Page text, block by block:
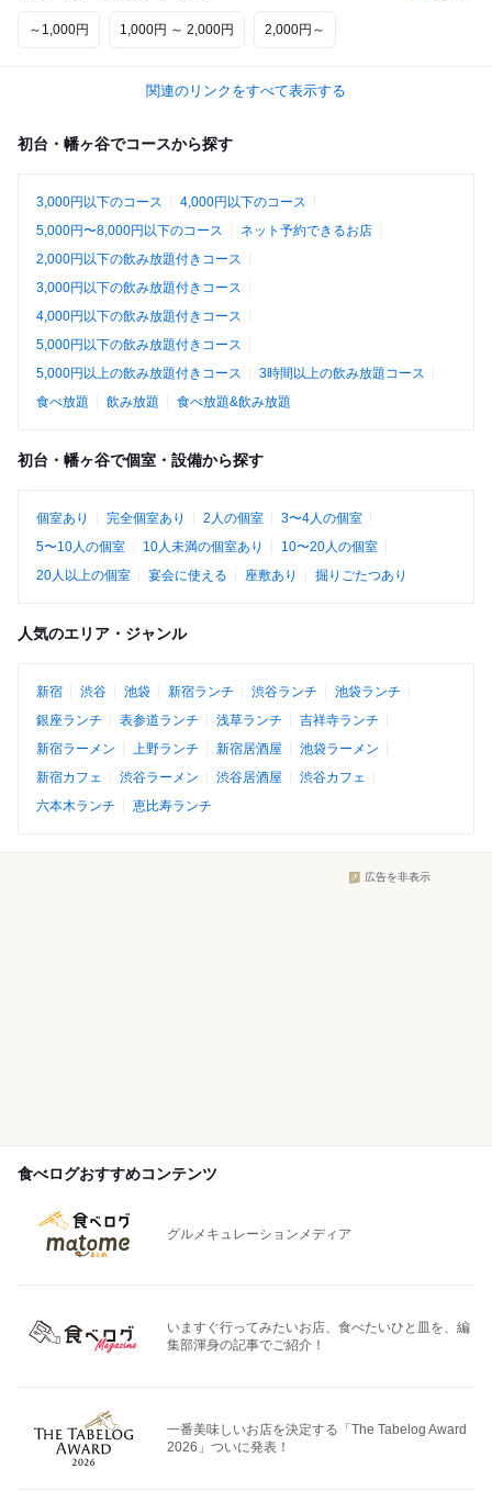
～1,000円 1,000円 ～ 2,000円 2,000円～
関連のリンクをすべて表示する
初台・幡ヶ谷でコースから探す
3,000円以下のコース
4,000円以下のコース
5,000円〜8,000円以下のコース
ネット予約できるお店
2,000円以下の飲み放題付きコース
3,000円以下の飲み放題付きコース
4,000円以下の飲み放題付きコース
5,000円以下の飲み放題付きコース
5,000円以上の飲み放題付きコース
3時間以上の飲み放題コース
食べ放題
飲み放題 食べ放題&飲み放題
初台・幡ヶ谷で個室・設備から探す
個室あり 完全個室あり 2人の個室
3〜4人の個室
5〜10人の個室
10人未満の個室あり
10〜20人の個室
20人以上の個室
宴会に使える 座敷あり 掘りごたつあり
人気のエリア・ジャンル
新宿 渋谷 池袋 新宿ランチ 渋谷ランチ
池袋ランチ
銀座ランチ
表参道ランチ 浅草ランチ
吉祥寺ランチ
新宿ラーメン
上野ランチ 新宿居酒屋
池袋ラーメン
新宿カフェ
渋谷ラーメン 渋谷居酒屋
渋谷カフェ
六本木ランチ
恵比寿ランチ
広告を非表示
食べログおすすめコンテンツ
グルメキュレーションメディア
いますぐ行ってみたいお店、食べたいひと皿を、編
集部渾身の記事でご紹介！
一番美味しいお店を決定する「The Tabelog Award
2026」ついに発表！